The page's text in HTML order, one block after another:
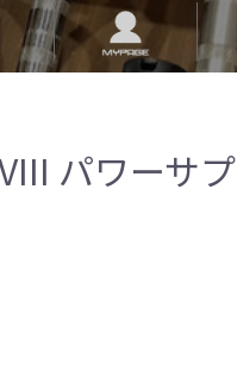
パワーサ